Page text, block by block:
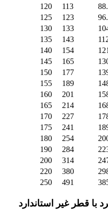
120
113
125
123
130
133
135
143
140
154 121
145
165
150
177
155
189
160
201
165
214
170
227
175
241
180
254
190
284
200
314
220
380
250
491
با قطر غیر استاندارد